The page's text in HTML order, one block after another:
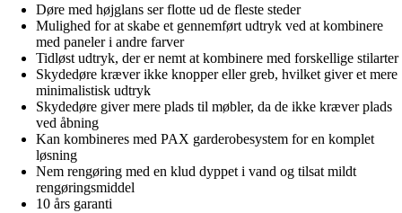
Døre med højglans ser flotte ud de fleste steder
Mulighed for at skabe et gennemført udtryk ved at kombinere
med paneler i andre farver
Tidløst udtryk, der er nemt at kombinere med forskellige stilarter
Skydedøre kræver ikke knopper eller greb, hvilket giver et mere
minimalistisk udtryk
Skydedøre giver mere plads til møbler, da de ikke kræver plads
ved åbning
Kan kombineres med PAX garderobesystem for en komplet
løsning
Nem rengøring med en klud dyppet i vand og tilsat mildt
rengøringsmiddel
10 års garanti